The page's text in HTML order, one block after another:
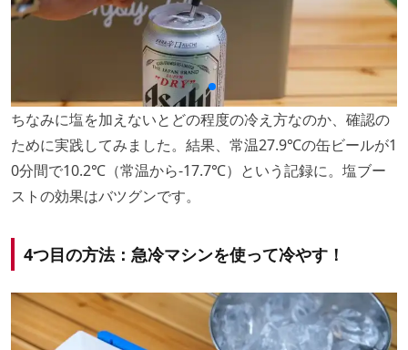
ちなみに塩を加えないとどの程度の冷え方なのか、確認の
ために実践してみました。結果、常温27.9℃の缶ビールが1
0分間で10.2℃（常温から-17.7℃）という記録に。塩ブー
ストの効果はバツグンです。
4つ目の方法：急冷マシンを使って冷やす！